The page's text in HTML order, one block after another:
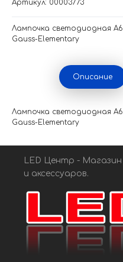
Артикул: 00003773
Лампочка светодиодная
Gauss-Elementary
Описание
Лампочка светодиодная
Gauss-Elementary
LED Центр -
и аксессуаров.